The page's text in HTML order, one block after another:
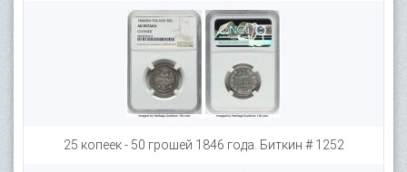
25 копеек - 50 грошей 1846 года. Биткин # 1252